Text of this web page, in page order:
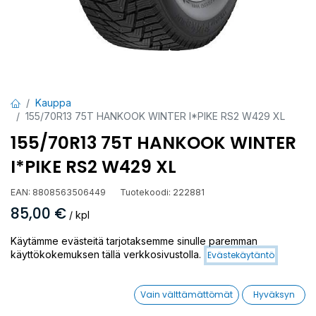
Kauppa
155/70R13 75T HANKOOK WINTER I*PIKE RS2 W429 XL
155/70R13 75T HANKOOK WINTER
I*PIKE RS2 W429 XL
EAN: 8808563506449 Tuotekoodi: 222881
85,00 € / kpl
Toimittajilla (kotimaa):Saatavilla
Käytämme evästeitä tarjotaksemme sinulle paremman
käyttökokemuksen tällä verkkosivustolla. Evästekäytäntö
Vain välttämättömät Hyväksyn